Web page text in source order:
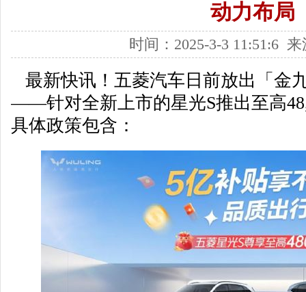
动力布局
时间：2025-3-3 11:51:6
最新快讯！五菱汽车日前放出「金
——针对全新上市的星光S推出至高
具体政策包含：